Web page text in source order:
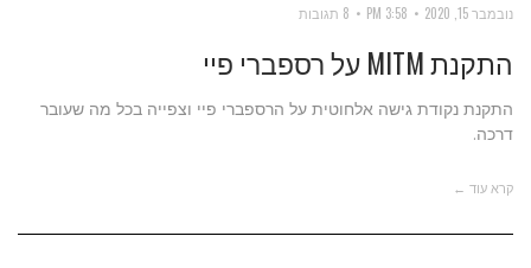
נובמבר 15, 2020 3:58 PM 8 תגובות
התקנת MITM על רספברי פיי
התקנת נקודת גישה אלחוטית על הרספברי פיי וצפייה בכל מה שעובר
דרכה.
קרא עוד ←